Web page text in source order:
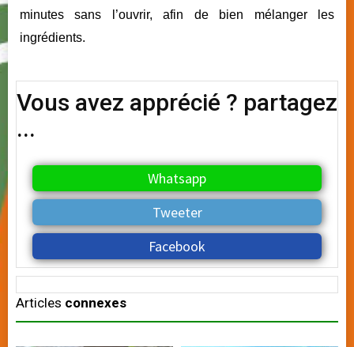
minutes sans l’ouvrir, afin de bien mélanger les
ingrédients.
Vous avez apprécié ? partagez
...
Whatsapp
Tweeter
Facebook
Articles connexes